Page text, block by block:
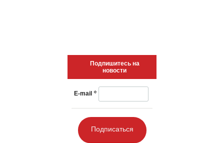
Подпишитесь на
новости
E-mail *
Подписаться